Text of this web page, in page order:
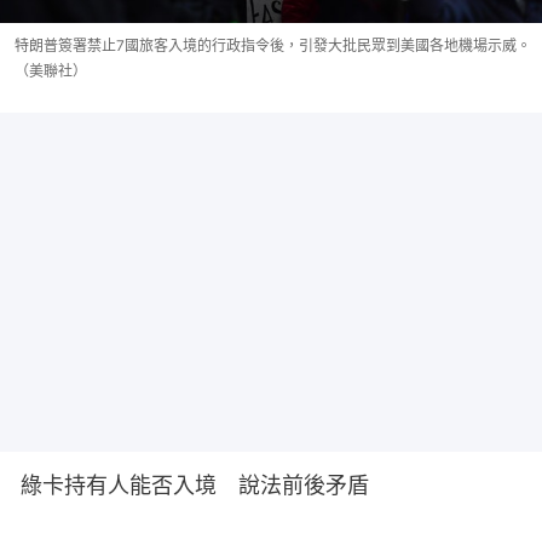
特朗普簽署禁止7國旅客入境的行政指令後，引發大批民眾到美國各地機場示威。
（美聯社）
綠卡持有人能否入境　說法前後矛盾